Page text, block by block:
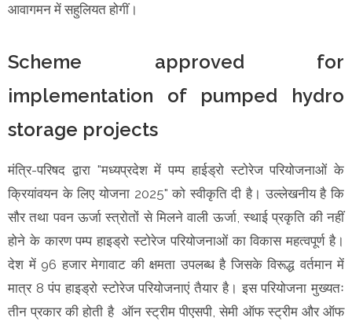
आवागमन में सहुलियत होगीं।
Scheme approved for
implementation of pumped hydro
storage projects
मंत्रि-परिषद द्वारा "मध्यप्रदेश में पम्प हाईड्रो स्टोरेज परियोजनाओं के
क्रियांवयन के लिए योजना 2025" को स्वीकृति दी है। उल्लेखनीय है कि
सौर तथा पवन ऊर्जा स्त्रोतों से मिलने वाली ऊर्जा, स्थाई प्रकृति की नहीं
होने के कारण पम्प हाइड्रो स्टोरेज परियोजनाओं का विकास महत्वपूर्ण है।
देश में 96 हजार मेगावाट की क्षमता उपलब्ध है जिसके विरूद्ध वर्तमान में
मात्र 8 पंप हाइड्रो स्टोरेज परियोजनाएं तैयार है। इस परियोजना मुख्यतः
तीन प्रकार की होती है ऑन स्ट्रीम पीएसपी, सेमी ऑफ स्ट्रीम और ऑफ